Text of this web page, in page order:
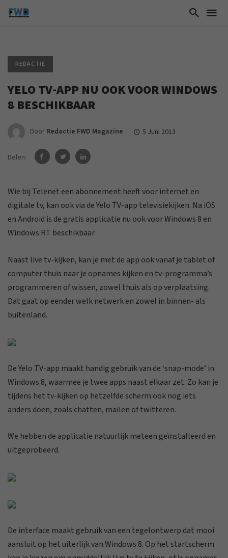
REDACTIE
YELO TV-APP NU OOK VOOR WINDOWS
8 BESCHIKBAAR
Door Redactie FWD Magazine 5 Juni 2013
Delen:
Wie bij Telenet een abonnement heeft voor internet en
digitale tv, kan ook via de Yelo TV-app televisiekijken. Na iOS
en Android is de gratis applicatie nu ook voor Windows 8 en
Windows RT beschikbaar.
Naast live tv-kijken, kan je met de app ook vanaf je tablet of
computer thuis naar je opnames kijken en tv-programma’s
programmeren of wissen, zowel thuis als op verplaatsing.
Dat gaat op eender welk netwerk en zowel in binnen- als
buitenland.
De Yelo TV-app maakt handig gebruik van de ‘snap-mode’ in
Windows 8, waarmee je twee apps naast elkaar zet. Zo kan je
tijdens het tv-kijken op hetzelfde scherm ook nog iets
anders doen, zoals chatten, mailen of twitteren.
We hebben de applicatie natuurlijk meteen geïnstalleerd en
uitgeprobeerd.
De interface maakt gebruik van een tegelontwerp dat mooi
aansluit op het uiterlijk van Windows 8. Op het startscherm